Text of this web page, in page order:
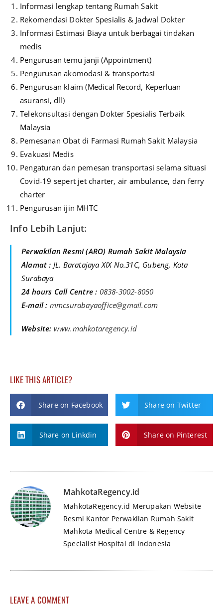
Informasi lengkap tentang Rumah Sakit
Rekomendasi Dokter Spesialis & Jadwal Dokter
Informasi Estimasi Biaya untuk berbagai tindakan
medis
Pengurusan temu janji (Appointment)
Pengurusan akomodasi & transportasi
Pengurusan klaim (Medical Record, Keperluan
asuransi, dll)
Telekonsultasi dengan Dokter Spesialis Terbaik
Malaysia
Pemesanan Obat di Farmasi Rumah Sakit Malaysia
Evakuasi Medis
Pengaturan dan pemesan transportasi selama situasi
Covid-19 sepert jet charter, air ambulance, dan ferry
charter
Pengurusan ijin MHTC
Info Lebih Lanjut:
Perwakilan Resmi (ARO) Rumah Sakit Malaysia
Alamat : JL. Baratajaya XIX No.31C, Gubeng, Kota
Surabaya
24 hours Call Centre : 0838-3002-8050
E-mail : mmcsurabayaoffice@gmail.com
Website: www.mahkotaregency.id
LIKE THIS ARTICLE?
Share on Facebook Share on Twitter
Share on Linkdin Share on Pinterest
MahkotaRegency.id
MahkotaRegency.id Merupakan Website
Resmi Kantor Perwakilan Rumah Sakit
Mahkota Medical Centre & Regency
Specialist Hospital di Indonesia
LEAVE A COMMENT